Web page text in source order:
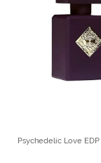
Psychedelic Love